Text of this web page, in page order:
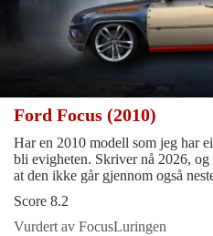
Ford Focus (2010)
Har en 2010 modell som jeg har
bli evigheten. Skriver nå 2026,
at den ikke går gjennom også
Score 8.2
Vurdert av FocusLuringen